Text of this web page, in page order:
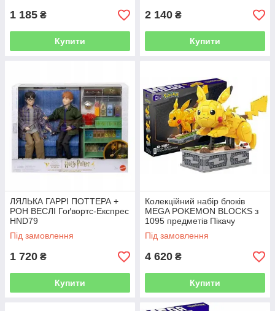
1 185 ₴
Купити
2 140 ₴
Купити
ЛЯЛЬКА ГАРРІ ПОТТЕРА +
РОН ВЕСЛІ Гоґвортс-Експрес
HND79
Під замовлення
1 720 ₴
Купити
Колекційний набір блоків
MEGA POKEMON BLOCKS з
1095 предметів Пікачу
HGC23
Під замовлення
4 620 ₴
Купити